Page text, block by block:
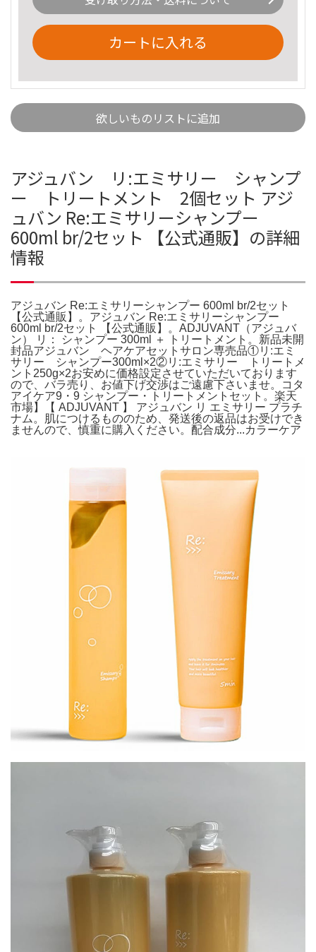
カートに入れる
欲しいものリストに追加
アジュバン リ:エミサリー シャンプ
ー トリートメント 2個セット アジ
ュバン Re:エミサリーシャンプー
600ml br/2セット 【公式通販】の詳細
情報
アジュバン Re:エミサリーシャンプー 600ml br/2セット
【公式通販】。アジュバン Re:エミサリーシャンプー
600ml br/2セット 【公式通販】。ADJUVANT（アジュバ
ン） リ： シャンプー 300ml ＋ トリートメント。新品未開
封品アジュバン ヘアケアセットサロン専売品①リ:エミ
サリー シャンプー300ml×2②リ:エミサリー トリートメ
ント250g×2お安めに価格設定させていただいております
ので、バラ売り、お値下げ交渉はご遠慮下さいませ。コタ
アイケア9・9 シャンプー・トリートメントセット。楽天
市場】【 ADJUVANT 】 アジュバン リ エミサリー プラチ
ナム。肌につけるもののため、発送後の返品はお受けでき
ませんので、慎重に購入ください。配合成分...カラーケア